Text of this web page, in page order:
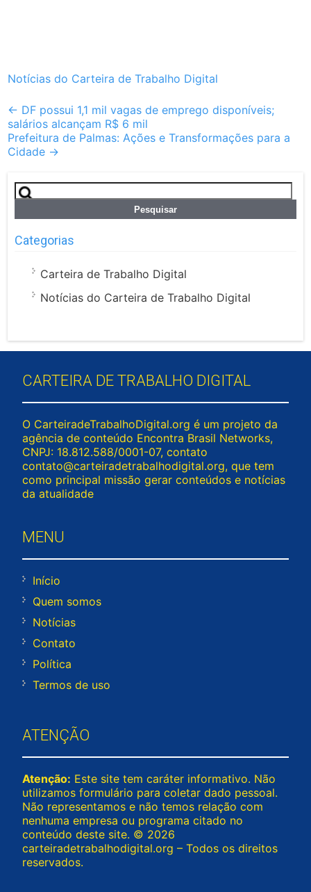
Notícias do Carteira de Trabalho Digital
Post
navigation
← DF possui 1,1 mil vagas de emprego disponíveis;
salários alcançam R$ 6 mil
Prefeitura de Palmas: Ações e Transformações para a
Cidade →
Pesquisar
por:
Categorias
Carteira de Trabalho Digital
Notícias do Carteira de Trabalho Digital
CARTEIRA DE TRABALHO DIGITAL
O CarteiradeTrabalhoDigital.org é um projeto da
agência de conteúdo Encontra Brasil Networks,
CNPJ: 18.812.588/0001-07, contato
contato@carteiradetrabalhodigital.org, que tem
como principal missão gerar conteúdos e notícias
da atualidade
MENU
Início
Quem somos
Notícias
Contato
Política
Termos de uso
ATENÇÃO
Atenção: Este site tem caráter informativo. Não
utilizamos formulário para coletar dado pessoal.
Não representamos e não temos relação com
nenhuma empresa ou programa citado no
conteúdo deste site. © 2026
carteiradetrabalhodigital.org – Todos os direitos
reservados.